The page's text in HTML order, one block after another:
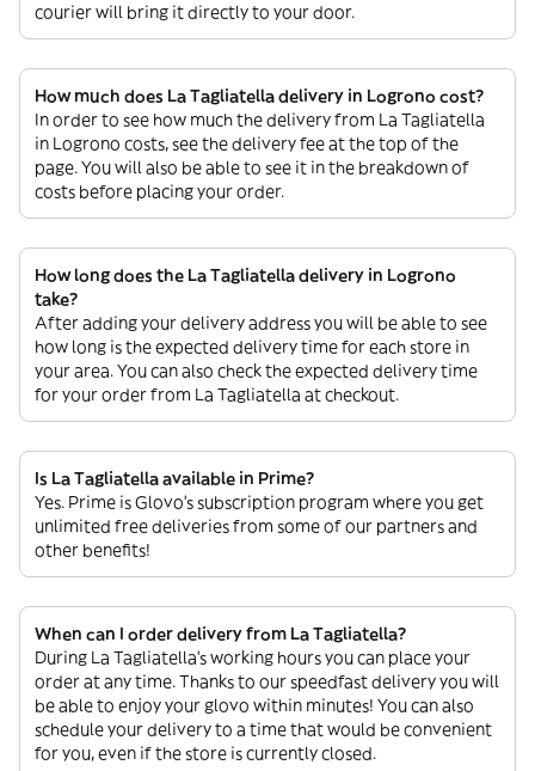
courier will bring it directly to your door.
How much does La Tagliatella delivery in Logrono cost?
In order to see how much the delivery from La Tagliatella
in Logrono costs, see the delivery fee at the top of the
page. You will also be able to see it in the breakdown of
costs before placing your order.
How long does the La Tagliatella delivery in Logrono
take?
After adding your delivery address you will be able to see
how long is the expected delivery time for each store in
your area. You can also check the expected delivery time
for your order from La Tagliatella at checkout.
Is La Tagliatella available in Prime?
Yes. Prime is Glovo’s subscription program where you get
unlimited free deliveries from some of our partners and
other benefits!
When can I order delivery from La Tagliatella?
During La Tagliatella’s working hours you can place your
order at any time. Thanks to our speedfast delivery you will
be able to enjoy your glovo within minutes! You can also
schedule your delivery to a time that would be convenient
for you, even if the store is currently closed.